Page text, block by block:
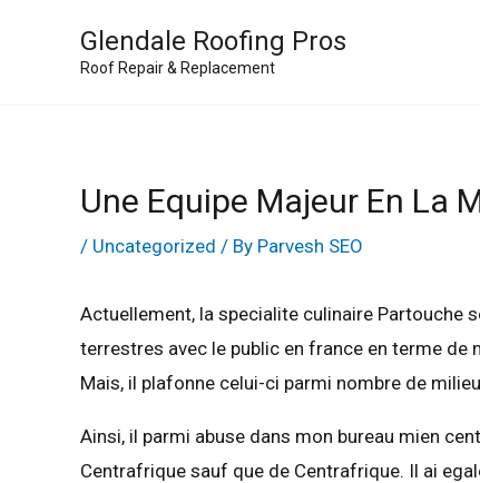
Glendale Roofing Pros
Roof Repair & Replacement
Une Equipe Majeur En La
/ Uncategorized / By Parvesh SEO
Actuellement, la specialite culinaire Partouche
terrestres avec le public en france en terme
Mais, il plafonne celui-ci parmi nombre de
Ainsi, il parmi abuse dans mon bureau mien
Centrafrique sauf que de Centrafrique. Il ai